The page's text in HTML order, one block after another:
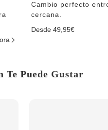
Cambio perfecto
cercana.
Desde 49,95€
Te Puede Gustar